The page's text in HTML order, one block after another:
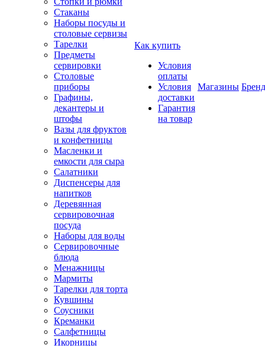
Стаканы
Наборы посуды и
столовые сервизы
Тарелки
Предметы
сервировки
Столовые
приборы
Графины,
декантеры и
штофы
Вазы для фруктов
и конфетницы
Масленки и
емкости для сыра
Салатники
Диспенсеры для
напитков
Деревянная
сервировочная
посуда
Наборы для воды
Сервировочные
блюда
Менажницы
Мармиты
Тарелки для торта
Кувшины
Соусники
Креманки
Салфетницы
Икорницы
Как купить
Условия
оплаты
Условия
доставки
Гарантия
на товар
Магазины